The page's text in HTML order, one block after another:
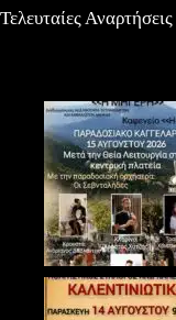
Τελευταίες Αναρτήσεις